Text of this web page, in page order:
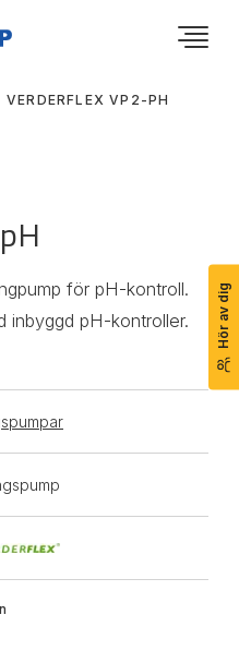
Hör av dig
VERDERFLEX VP2-PH
för pH-kontroll.
inbyggd pH-kontroller.